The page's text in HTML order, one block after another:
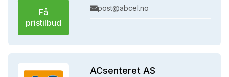
Få
pristilbud
post@abcel.no
ACsenteret AS